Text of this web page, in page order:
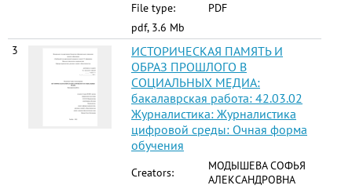
File type:
PDF
pdf, 3.6 Mb
3
ИСТОРИЧЕСКАЯ ПАМЯТЬ И
ОБРАЗ ПРОШЛОГО В
СОЦИАЛЬНЫХ МЕДИА:
бакалаврская работа: 42.03.02
Журналистика: Журналистика
цифровой среды: Очная форма
обучения
Creators:
МОДЫШЕВА СОФЬЯ
АЛЕКСАНДРОВНА